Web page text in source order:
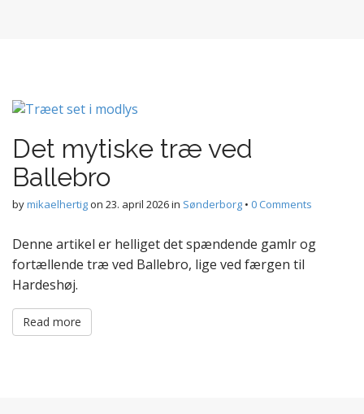
Det mytiske træ ved
Ballebro
bymikaelhertigon 23. april 2026in Sønderborg • 0 Comments
Denne artikel er helliget det spændende gamlr og
fortællende træ ved Ballebro, lige ved færgen til
Hardeshøj.
Read more